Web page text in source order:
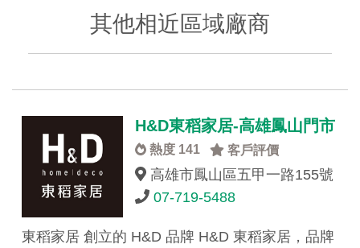
其他相近區域廠商
H&D東稻家居-高雄鳳山門市
熱度 141 客戶評價
高雄市鳳山區五甲一路155號
07-719-5488
東稻家居 創立的 H&D 品牌 H&D 東稻家居，品牌